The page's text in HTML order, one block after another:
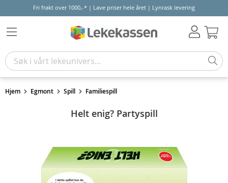
Fri frakt over 1000,-* | Lave priser hele året | Lynrask levering
Hjem Egmont Spill Familiespill
Helt enig? Partyspill